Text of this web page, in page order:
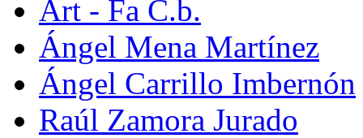
Art - Fa C.b.
Ángel Mena Martínez
Ángel Carrillo Imbernón
Raúl Zamora Jurado